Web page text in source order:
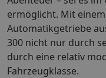
ermöglicht. Mit
Automatikgetriebe
300 nicht nur durch
durch eine relativ
Fahrzeugklasse.